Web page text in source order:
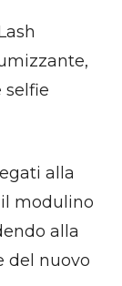
selfie
alla
modulino
alla
del nuovo